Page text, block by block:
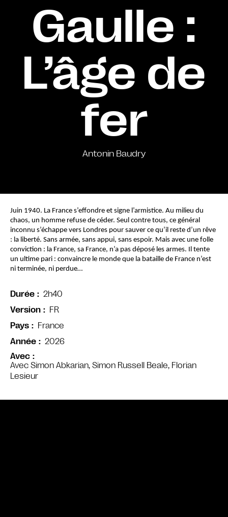
Gaulle :
L’âge de
fer
Antonin Baudry
Avec
Avec Simon Abkarian, Simon Russell Beale, Florian
Lesieur
Juin 1940. La France s’effondre et signe l’armistice. Au milieu du
chaos, un homme refuse de céder. Seul contre tous, ce général
inconnu s’échappe vers Londres pour sauver ce qu’il reste d’un rêve
: la liberté. Sans armée, sans appui, sans espoir. Mais avec une folle
conviction : la France, sa France, n’a pas déposé les armes. Il tente
un ultime pari : convaincre le monde que la bataille de France n’est
ni terminée, ni perdue…
Durée
2h40
Version
FR
Pays
France
Année
2026